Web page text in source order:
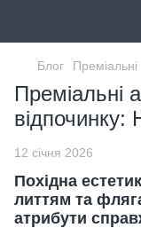
Блог
Преміальні
відпочинку:
12 січня 2026
Похідна
литтям та
атрибути